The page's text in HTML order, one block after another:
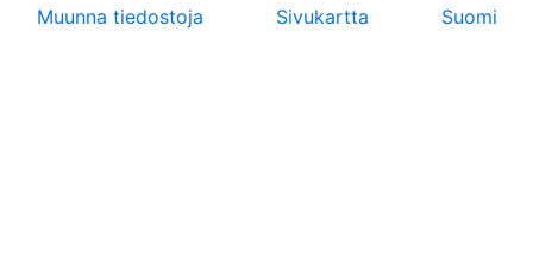
Muunna tiedostoja Sivukartta Suomi